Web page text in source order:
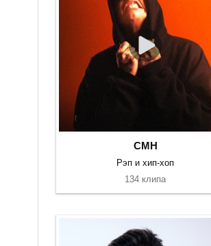
CMH
Рэп и хип-хоп
134 клипа